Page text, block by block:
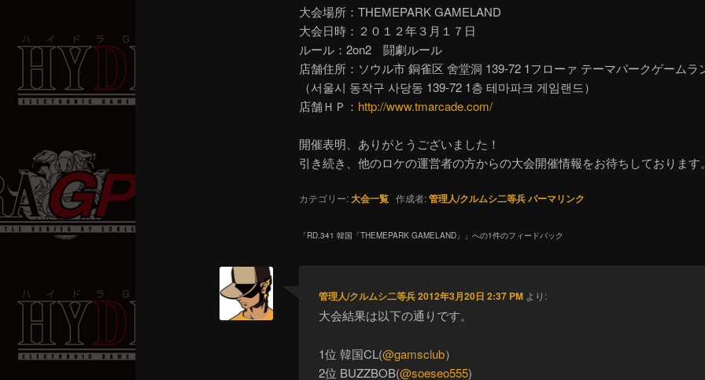
大会場所：THEMEPARK GAMELAND
大会日時：２０１２年３月１７日
ルール：2on2 闘劇ルール
店舗住所：ソウル市 銅雀区 舍堂洞 139-72 1フローァ テーマパークゲームラ
（서울시 동작구 사당동 139-72 1층 테마파크 게임랜드）
店舗ＨＰ： http://www.tmarcade.com/
開催表明、ありがとうございました！
引き続き、他のロケの運営者の方からの大会開催情報をお待ちしております
カテゴリー:大会一覧作成者:管理人/クルムシ二等兵パーマリンク
「RD.341 韓国「THEMEPARK GAMELAND」 」への1件のフィードバック
管理人/クルムシ二等兵2012年3月20日 2:37 PM より:
大会結果は以下の通りです。
1位 韓国CL(@gamsclub）
2位 BUZZBOB(@soeseo555)